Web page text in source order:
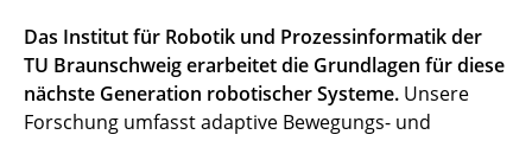
Das Institut für Robotik und Prozessinformatik der
TU Braunschweig erarbeitet die Grundlagen für diese
nächste Generation robotischer Systeme. Unsere
Forschung umfasst adaptive Bewegungs- und